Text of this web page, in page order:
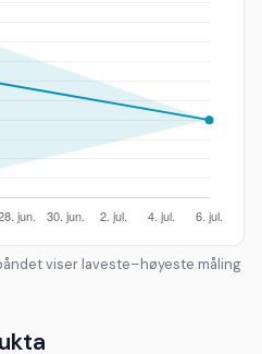
viser laveste–høyeste måling